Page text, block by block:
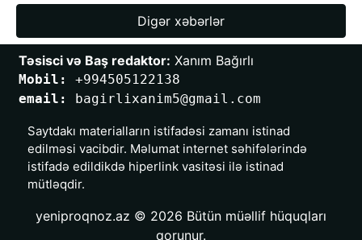
Digər xəbərlər
Təsisci və Baş redaktor: Xanım Bağırlı
Mobil: +994505122138
email:
bagirlixanim5@gmail.com
Saytdakı materialların istifadəsi zamanı istinad
edilməsi vacibdir. Məlumat internet səhifələrində
istifadə edildikdə hiperlink vasitəsi ilə istinad
mütləqdir.
yeniproqnoz.az © 2026 Bütün müəllif hüquqları
qorunur.